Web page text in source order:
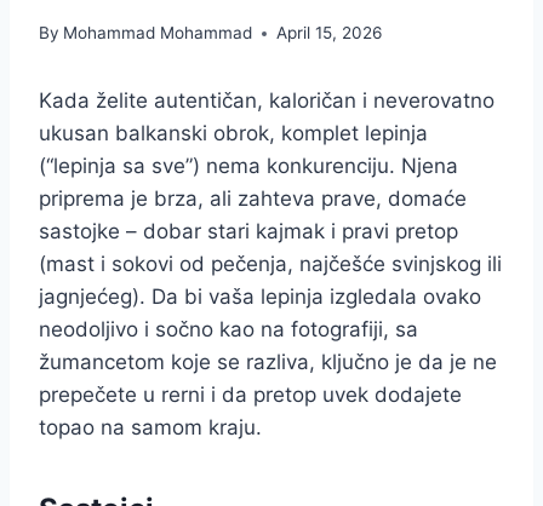
By Mohammad Mohammad April 15, 2026
Kada želite autentičan, kaloričan i neverovatno
ukusan balkanski obrok, komplet lepinja
(“lepinja sa sve”) nema konkurenciju. Njena
priprema je brza, ali zahteva prave, domaće
sastojke – dobar stari kajmak i pravi pretop
(mast i sokovi od pečenja, najčešće svinjskog ili
jagnjećeg). Da bi vaša lepinja izgledala ovako
neodoljivo i sočno kao na fotografiji, sa
žumancetom koje se razliva, ključno je da je ne
prepečete u rerni i da pretop uvek dodajete
topao na samom kraju.